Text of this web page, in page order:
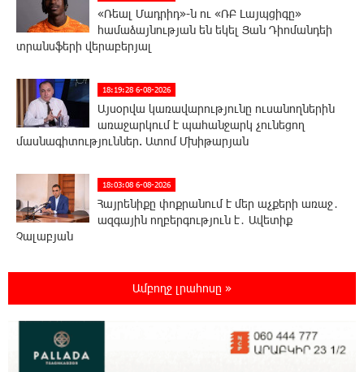
«Ռեալ Մադրիդ»-ն ու «ՌԲ Լայպցիգը»
համաձայնության են եկել Յան Դիոմանդեի
տրանսֆերի վերաբերյալ
18:19:28 6-08-2026
Այսօրվա կառավարությունը ուսանողներին
առաջարկում է պահանջարկ չունեցող
մասնագիտություններ. Ատոմ Մխիթարյան
18:03:08 6-08-2026
Հայրենիքը փոքրանում է մեր աչքերի առաջ․
ազգային ողբերգություն է․ Ավետիք
Չալաբյան
Չպետք է լռել, պետք է խոսել Բաքվի ռեժիմի
Շարմազանով
Ամբողջ լրահոսը »